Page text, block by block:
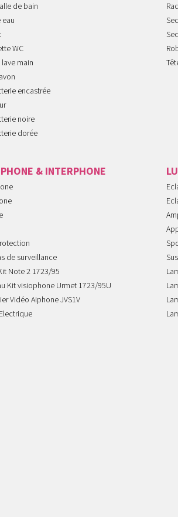
de bain
eau
WC
main
encastrée
noire
dorée
& INTERPHONE
de surveillance
Note 2 1723/95
Kit visiophone Urmet 1723/95U
Vidéo Aiphone JVS1V